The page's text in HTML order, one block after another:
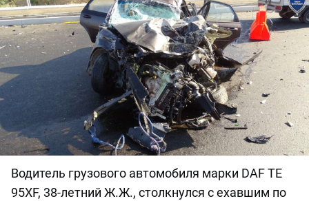
Водитель грузового автомобиля марки DAF ТЕ
95ХF, 38-летний Ж.Ж., столкнулся с ехавшим по